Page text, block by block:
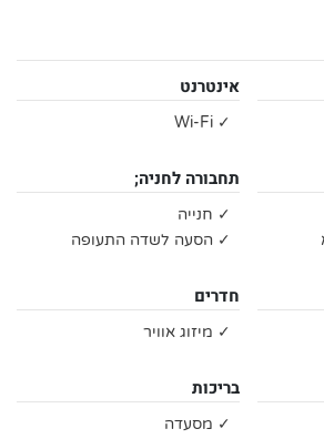
אינטרנט
✓ Wi-Fi
תחבורה לחניה;
✓ חנייה
✓ הסעה לשדה התעופה
חדרים
✓ מיזוג אוויר
בריכות
✓ מסעדה